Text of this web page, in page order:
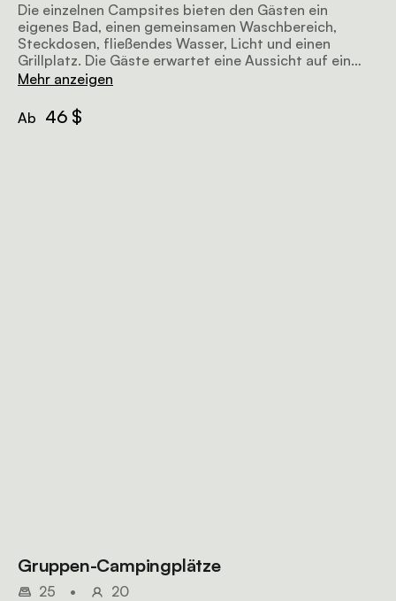
Die einzelnen Campsites bieten den Gästen ein
eigenes Bad, einen gemeinsamen Waschbereich,
Steckdosen, fließendes Wasser, Licht und einen
Grillplatz. Die Gäste erwartet eine Aussicht auf ein
Wasserloch, gepaart mit unglaublichen
Mehr anzeigen
Ab 46 $
Gruppen-Campingplätze
25 •
20